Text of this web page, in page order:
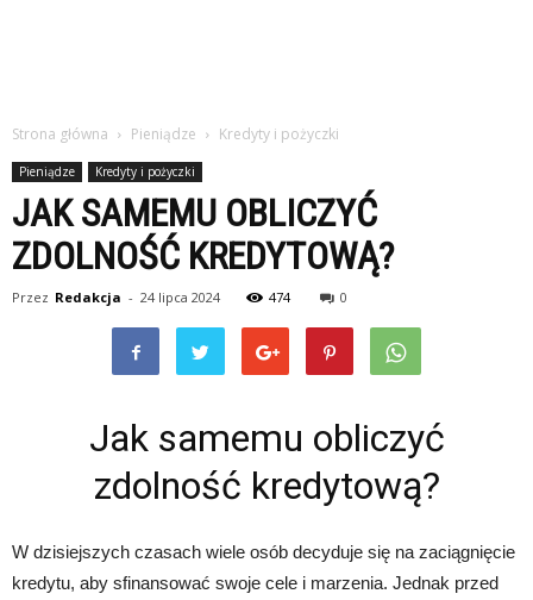
Strona główna Pieniądze Kredyty i pożyczki
Pieniądze Kredyty i pożyczki
JAK SAMEMU OBLICZYĆ
ZDOLNOŚĆ KREDYTOWĄ?
Przez Redakcja - 24 lipca 2024 474 0
Jak samemu obliczyć
zdolność kredytową?
W dzisiejszych czasach wiele osób decyduje się na zaciągnięcie
kredytu, aby sfinansować swoje cele i marzenia. Jednak przed